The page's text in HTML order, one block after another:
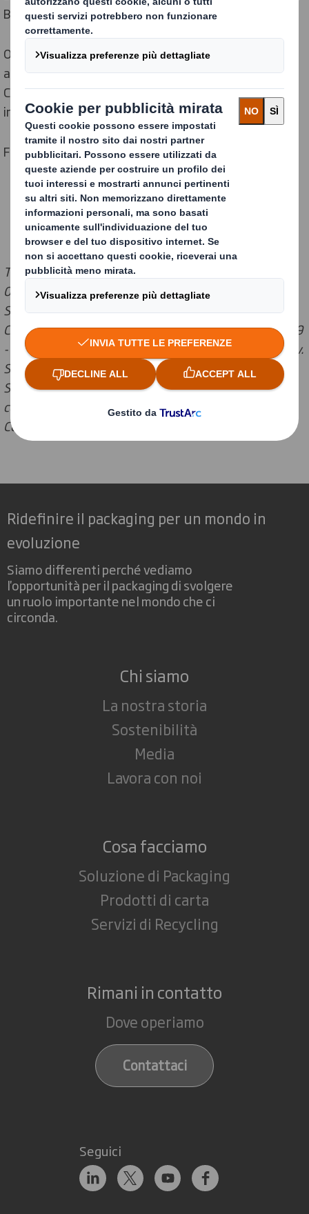
British multinationalDS Smith Plc.
On 25th February 2021 Toscana Ondulati Spa has
adopted the "Modello Organizzazione Gestione e
Controllo" referred to D.Lgs.231/01, for further
information: Mod_ToscanaOndulatispa.pdf
For more informationtoscana.ondulati@dssmith.com
Toscana Ondulati - S.p.A. Cod.Fisc. e Part.Iva:
00250350469
Sede: Via del Fanuccio 126 - Frazione Marlia - 55012
Capannori (LU) - Uff.Reg Impr Lucca - Nr. 00250350469
- R.E.A. di Lucca 82694 - Cap.Soc. Euro 1.032.000,00 i.v.
Socio Unico
Società soggetta ad attività di direzione e
coordinamento da parte di International Paper
Company
Ridefinire il packaging per un mondo in
evoluzione
Siamo differenti perché vediamo
l'opportunità per il packaging di svolgere
un ruolo importante nel mondo che ci
circonda.
Chi siamo
La nostra storia
Sostenibilità
Media
Lavora con noi
Cosa facciamo
Soluzione di Packaging
Prodotti di carta
Servizi di Recycling
Rimani in contatto
Dove operiamo
Contattaci
Seguici